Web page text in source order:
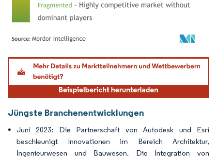
Bild © Mordor Intelligence. Wiederverwendung erfordert Namensnennung gemäß
Jüngste Branchenentwicklungen
Juni 2023: Die Partnerschaft von Autodesk und Esri
beschleunigt Innovationen im Bereich Architektur,
Ingenieurwesen und Bauwesen. Die Integration von